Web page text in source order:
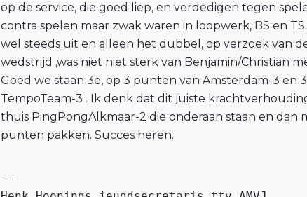
op de service, die goed liep, en verdedigen tegen
contra spelen maar zwak waren in loopwerk, BS en
wel steeds uit en alleen het dubbel, op verzoek van
wedstrijd ,was niet niet sterk van Benjamin/Christian met
Goed we staan 3e, op 3 punten van Amsterdam-3 en
TempoTeam-3 . Ik denk dat dit juiste
thuis PingPongAlkmaar-2 die onderaan staan en dan
punten pakken. Succes heren.
--